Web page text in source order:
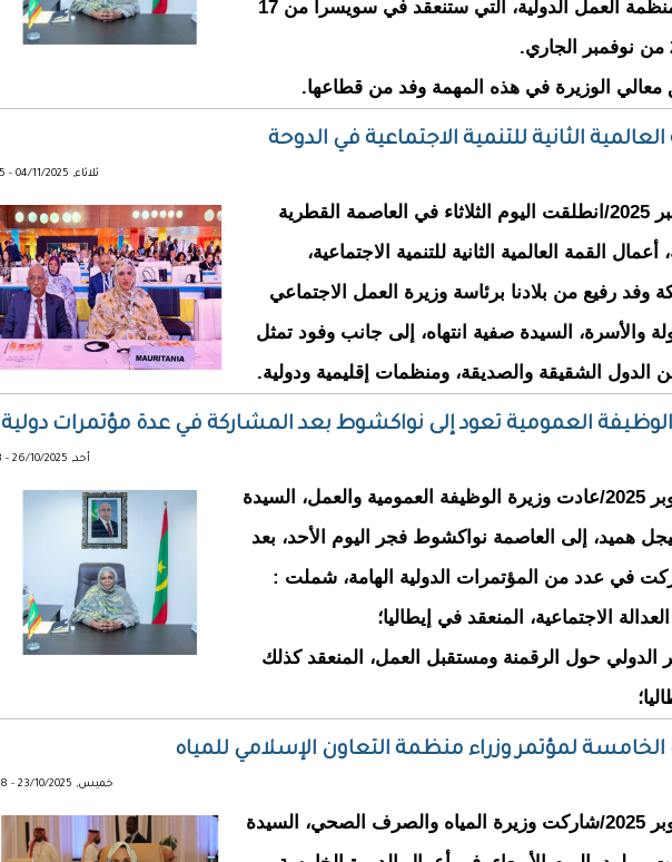
إدارة منظمة العمل الدولية، التي ستنعقد في سويسرا من 17
معالي الوزيرة في هذه المهمة وفد من قطاعها.
الثانية للتنمية الاجتماعية في الدوحة
ثلاثاء, 04/11/2025 - 10:55
4 نوفمبر 2025/انطلقت اليوم الثلاثاء في العاصمة القطرية
أعمال القمة العالمية الثانية للتنمية الاجتماعية،
وفد رفيع من بلادنا برئاسة وزيرة العمل الاجتماعي
والأسرة، السيدة صفية انتهاه، إلى جانب وفود تمثل
الدول الشقيقة والصديقة، ومنظمات إقليمية ودولية.
الوظيفة العمومية تعود إلى نواكشوط بعد المشاركة في عدة مؤتمرات دولية
أحد, 26/10/2025 - 11:13
26 أكتوبر 2025/عادت وزيرة الوظيفة العمومية والعمل، السيدة
هميد، إلى العاصمة نواكشوط فجر اليوم الأحد، بعد
في عدد من المؤتمرات الدولية الهامة، شملت :
الاجتماعية، المنعقد في إيطاليا؛
الدولي حول الرقمنة ومستقبل العمل، المنعقد كذلك
الخامسة لمؤتمر وزراء منظمة التعاون الإسلامي للمياه
خميس, 23/10/2025 - 09:18
22 أكتوبر 2025/شاركت وزيرة المياه والصرف الصحي، السيدة